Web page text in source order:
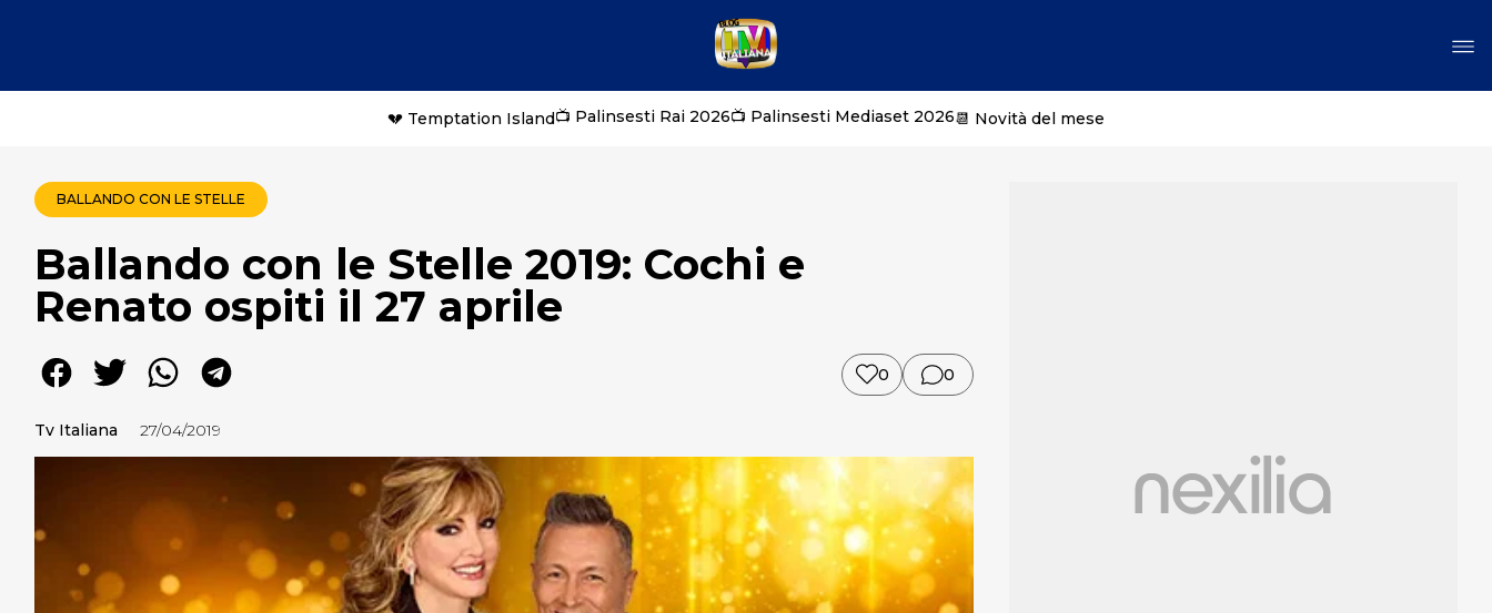
💔 Temptation Island📺 Palinsesti Rai 2026📺 Palinsesti Mediaset 2026📆 Novità del mese
BALLANDO CON LE STELLE
Ballando con le Stelle 2019: Cochi e
Renato ospiti il 27 aprile
0 0
Tv Italiana 27/04/2019